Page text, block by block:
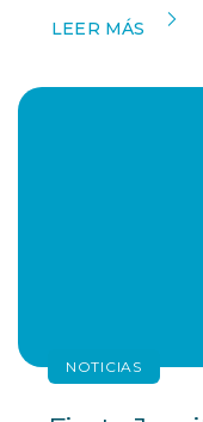
LEER MÁS
NOTICIAS